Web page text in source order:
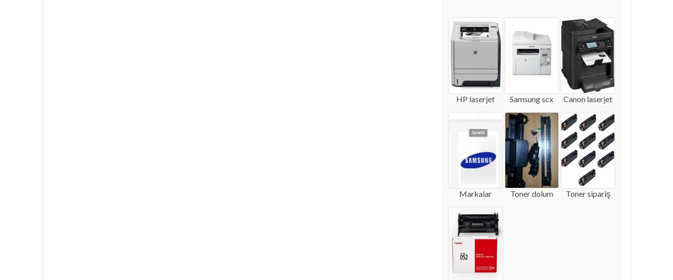
HP laserjet Samsung scx Canon laserjet
Markalar Toner dolum Toner sipariş